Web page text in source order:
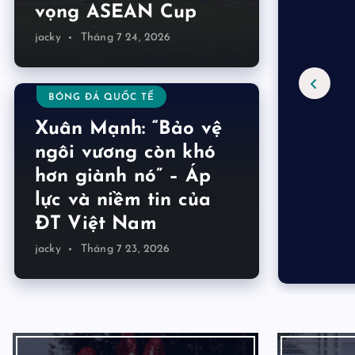
vọng ASEAN Cup
jacky Tháng 7 24, 2026
BÓNG ĐÁ QUỐC TẾ
Xuân Mạnh: “Bảo vệ
ngôi vương còn khó
hơn giành nó” – Áp
lực và niềm tin của
ĐT Việt Nam
jacky Tháng 7 23, 2026